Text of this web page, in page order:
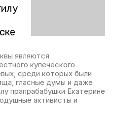
являются
купеческого
среди которых были
гласные думы и даже
прапрабабушки Екатерине
активисты и